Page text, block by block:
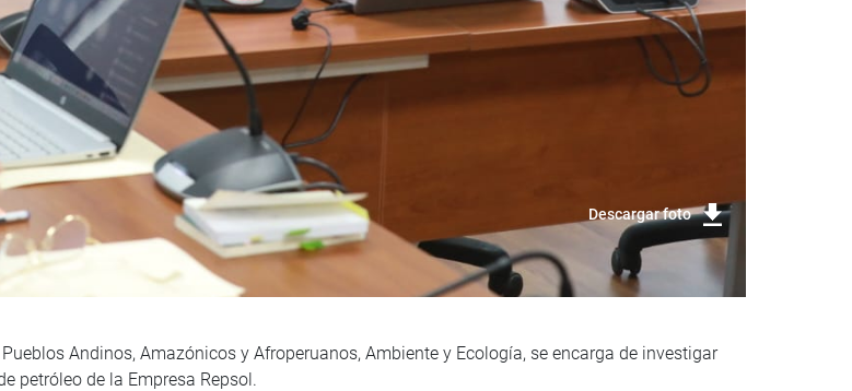
Descargar foto
Andinos, Amazónicos y Afroperuanos, Ambiente y Ecología, se encarga de investigar
petróleo de la Empresa Repsol.